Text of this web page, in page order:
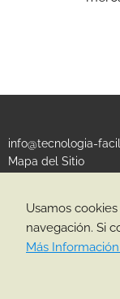
info@tecnologia-
Mapa del Sitio
CATEGORÍAS
Usamos
navegación. Si
Más